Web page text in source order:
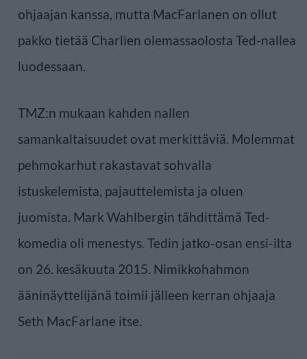
ohjaajan kanssa, mutta MacFarlanen on ollut
pakko tietää Charlien olemassaolosta Ted-nallea
luodessaan.
TMZ:n mukaan kahden nallen
samankaltaisuudet ovat merkittäviä. Molemmat
pehmokarhut rakastavat sohvalla
istuskelemista, pajauttelemista ja oluen
juomista. Mark Wahlbergin tähdittämä Ted-
komedia oli menestys. Tedin jatko-osan ensi-ilta
on 26. kesäkuuta 2015. Nimikkohahmon
ääninäyttelijänä toimii jälleen kerran ohjaaja
Seth MacFarlane itse.